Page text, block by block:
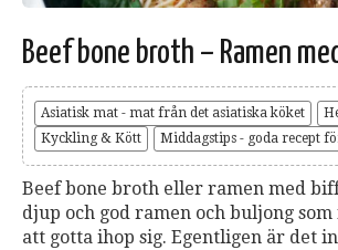
Beef bone broth – Ramen
Asiatisk mat - mat från det asiatiska köket
Kyckling & Kött
Middagstips - goda recept
Beef bone broth eller ramen med
djup och god ramen och buljong
att gotta ihop sig. Egentligen är det